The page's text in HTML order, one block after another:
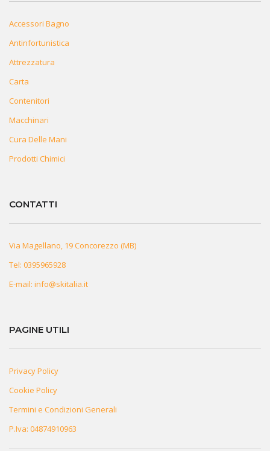
Accessori Bagno
Antinfortunistica
Attrezzatura
Carta
Contenitori
Macchinari
Cura Delle Mani
Prodotti Chimici
CONTATTI
Via Magellano, 19 Concorezzo (MB)
Tel: 0395965928
E-mail: info@skitalia.it
PAGINE UTILI
Privacy Policy
Cookie Policy
Termini e Condizioni Generali
P.Iva: 04874910963